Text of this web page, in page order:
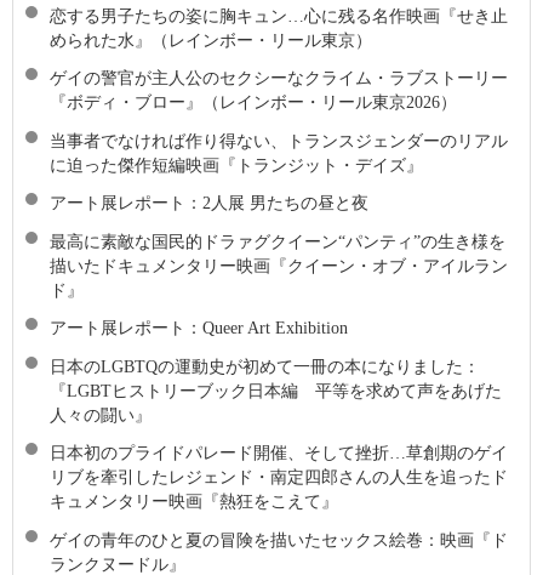
恋する男子たちの姿に胸キュン…心に残る名作映画『せき止
められた水』（レインボー・リール東京）
ゲイの警官が主人公のセクシーなクライム・ラブストーリー
『ボディ・ブロー』（レインボー・リール東京2026）
当事者でなければ作り得ない、トランスジェンダーのリアル
に迫った傑作短編映画『トランジット・デイズ』
アート展レポート：2人展 男たちの昼と夜
最高に素敵な国⺠的ドラァグクイーン“パンティ”の生き様を
描いたドキュメンタリー映画『クイーン・オブ・アイルラン
ド』
アート展レポート：Queer Art Exhibition
日本のLGBTQの運動史が初めて一冊の本になりました：
『LGBTヒストリーブック日本編 平等を求めて声をあげた
人々の闘い』
日本初のプライドパレード開催、そして挫折…草創期のゲイ
リブを牽引したレジェンド・南定四郎さんの人生を追ったド
キュメンタリー映画『熱狂をこえて』
ゲイの青年のひと夏の冒険を描いたセックス絵巻：映画『ド
ランクヌードル』